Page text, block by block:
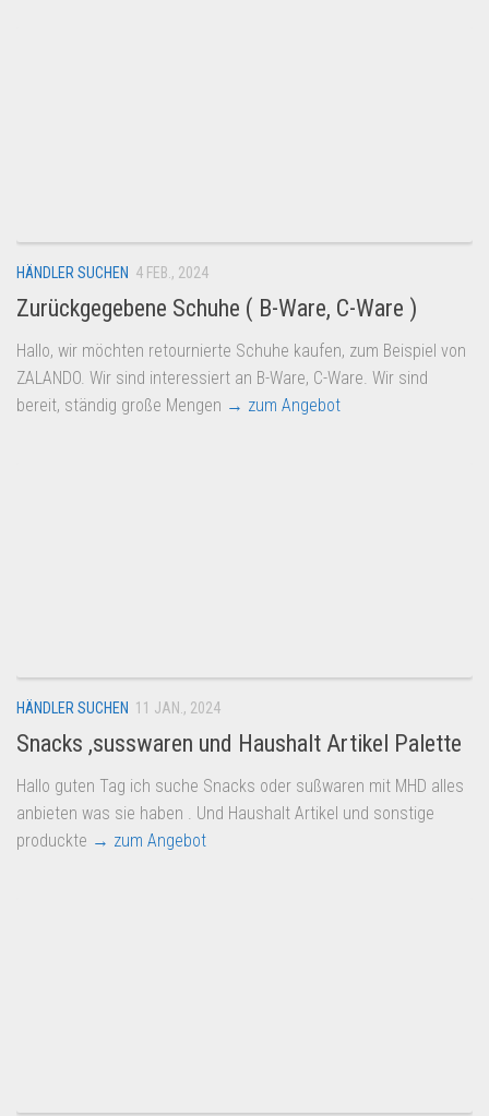
HÄNDLER SUCHEN 4 FEB., 2024
Zurückgegebene Schuhe ( B-Ware, C-Ware )
Hallo, wir möchten retournierte Schuhe kaufen, zum Beispiel von
ZALANDO. Wir sind interessiert an B-Ware, C-Ware. Wir sind
bereit, ständig große Mengen → zum Angebot
HÄNDLER SUCHEN 11 JAN., 2024
Snacks ,susswaren und Haushalt Artikel Palette
Hallo guten Tag ich suche Snacks oder sußwaren mit MHD alles
anbieten was sie haben . Und Haushalt Artikel und sonstige
produckte → zum Angebot